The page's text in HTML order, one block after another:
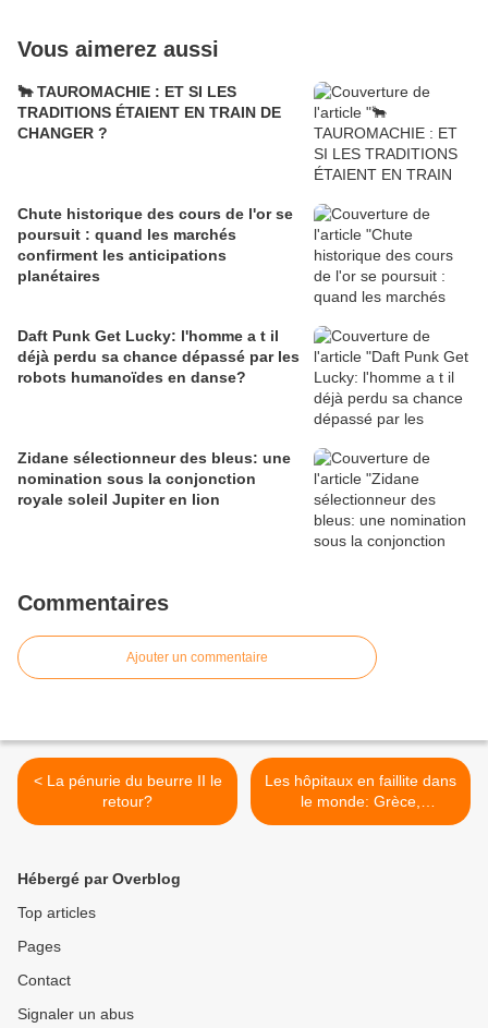
Vous aimerez aussi
🐂 TAUROMACHIE : ET SI LES
TRADITIONS ÉTAIENT EN TRAIN DE
CHANGER ?
Chute historique des cours de l'or se
poursuit : quand les marchés
confirment les anticipations
planétaires
Daft Punk Get Lucky: l'homme a t il
déjà perdu sa chance dépassé par les
robots humanoïdes en danse?
Zidane sélectionneur des bleus: une
nomination sous la conjonction
royale soleil Jupiter en lion
Commentaires
Ajouter un commentaire
< La pénurie du beurre II le
retour?
Les hôpitaux en faillite dans
le monde: Grèce,
Vénézuela, Roumanie,
Hébergé par Overblog
Top articles
Pages
Contact
Signaler un abus